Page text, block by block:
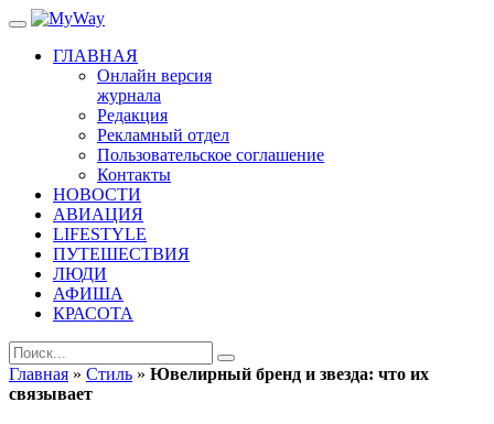
ГЛАВНАЯ
Онлайн версия
журнала
Редакция
Рекламный отдел
Пользовательское соглашение
Контакты
НОВОСТИ
АВИАЦИЯ
LIFESTYLE
ПУТЕШЕСТВИЯ
ЛЮДИ
АФИША
КРАСОТА
Главная » Стиль » Ювелирный бренд и звезда: что их
связывает